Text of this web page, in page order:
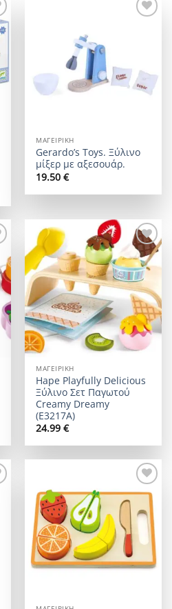
ΜΑΓΕΙΡΙΚΉ
Gerardo’s Toys. Ξύλινο
μίξερ με αξεσουάρ.
19.50€
Add to
wishlist
ΜΑΓΕΙΡΙΚΉ
Hape Playfully Delicious
Ξύλινο Σετ Παγωτού
Creamy Dreamy
(E3217A)
24.99€
Add to
wishlist